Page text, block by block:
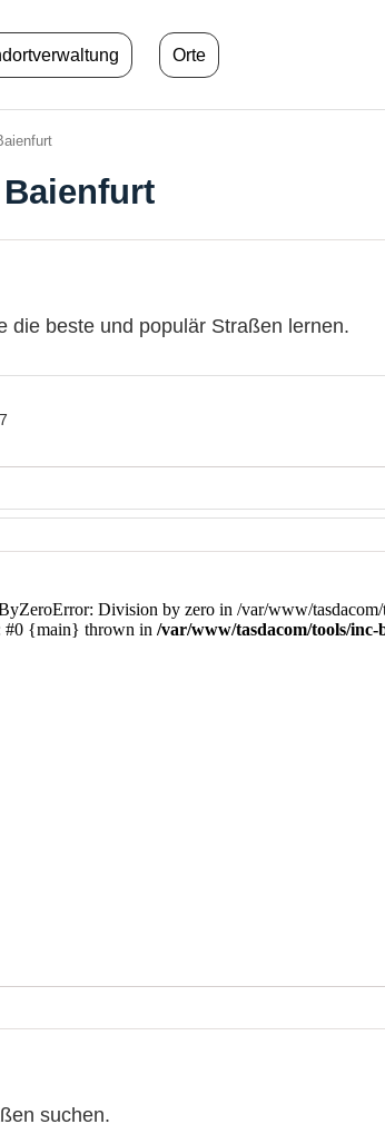
Orte
die beste und populär Straßen lernen.
7
suchen.